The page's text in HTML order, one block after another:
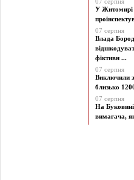
07 серпня
У Житомирі
07 серпня
Влада
фіктивн ...
07 серпня
Виключили з
близько
07 серпня
На Буковині
вимагача,